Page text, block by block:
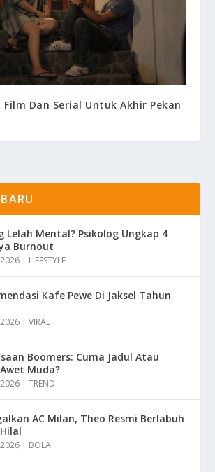
Film Dan Serial Untuk Akhir Pekan
Lelah Mental? Psikolog Ungkap 4
Burnout
| LIFESTYLE
Kafe Pewe Di Jaksel Tahun
|VIRAL
Boomers: Cuma Jadul Atau
Muda?
|TREND
AC Milan, Theo Resmi Berlabuh
| BOLA